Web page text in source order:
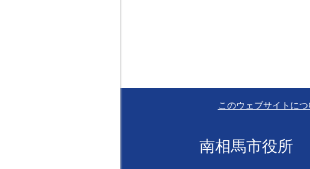
このウェブサイトにつ
南相馬市役所